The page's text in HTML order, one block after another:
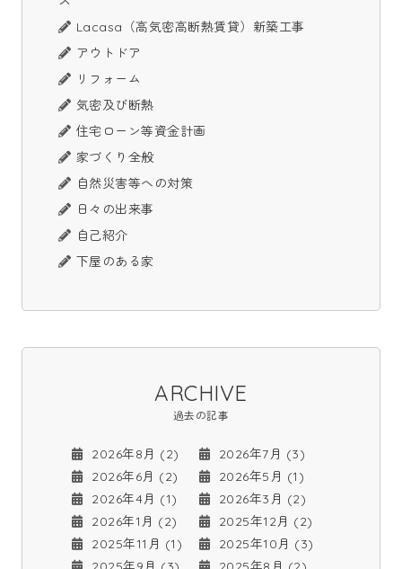
Lacasa（高気密高断熱賃貸）新築工事
アウトドア
リフォーム
気密及び断熱
住宅ローン等資金計画
家づくり全般
自然災害等への対策
日々の出来事
自己紹介
下屋のある家
ARCHIVE
過去の記事
2026年8月 (2)
2026年7月 (3)
2026年6月 (2)
2026年5月 (1)
2026年4月 (1)
2026年3月 (2)
2026年1月 (2)
2025年12月 (2)
2025年11月 (1)
2025年10月 (3)